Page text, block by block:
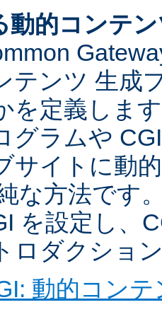
動的コンテ
テンツ 生成
を定義しま
グラムや
サイトに動
な方法です
を設定し、
ロダクショ
動的コンテ